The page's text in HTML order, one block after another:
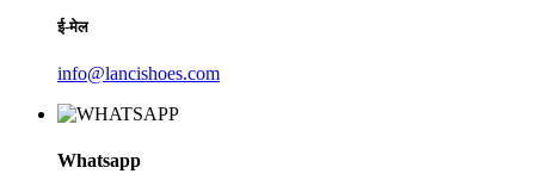
ई-मेल
info@lancishoes.com
Whatsapp